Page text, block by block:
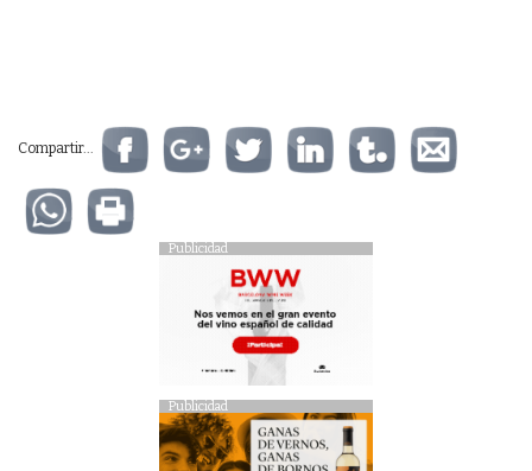
Compartir...
Publicidad
Publicidad